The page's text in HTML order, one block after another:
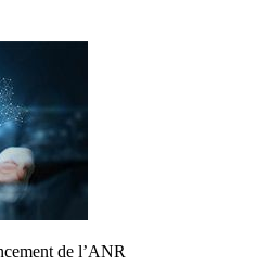
de l’ANR